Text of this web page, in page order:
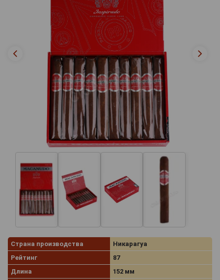
Страна производства
Никарагуа
Рейтинг
87
Длина
152 мм